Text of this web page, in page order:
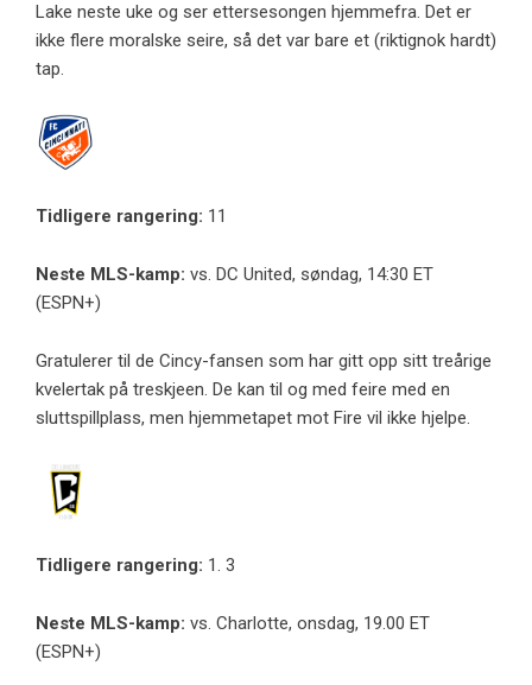
Lake neste uke og ser ettersesongen hjemmefra. Det er
ikke flere moralske seire, så det var bare et (riktignok hardt)
tap.
Tidligere rangering: 11
Neste MLS-kamp: vs. DC United, søndag, 14:30 ET
(ESPN+)
Gratulerer til de Cincy-fansen som har gitt opp sitt treårige
kvelertak på treskjeen. De kan til og med feire med en
sluttspillplass, men hjemmetapet mot Fire vil ikke hjelpe.
Tidligere rangering: 1. 3
Neste MLS-kamp: vs. Charlotte, onsdag, 19.00 ET
(ESPN+)